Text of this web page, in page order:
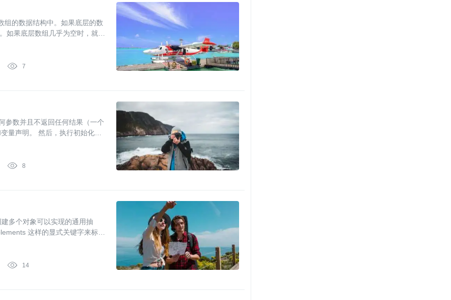
组的数据结构中。如果底层的数
如果底层数组几乎为空时，就会
 7
参数并且不返回任何结果（一个
量声明。 然后，执行初始化函
 8
多个对象可以实现的通用抽
这样的显式关键字来标记
 14